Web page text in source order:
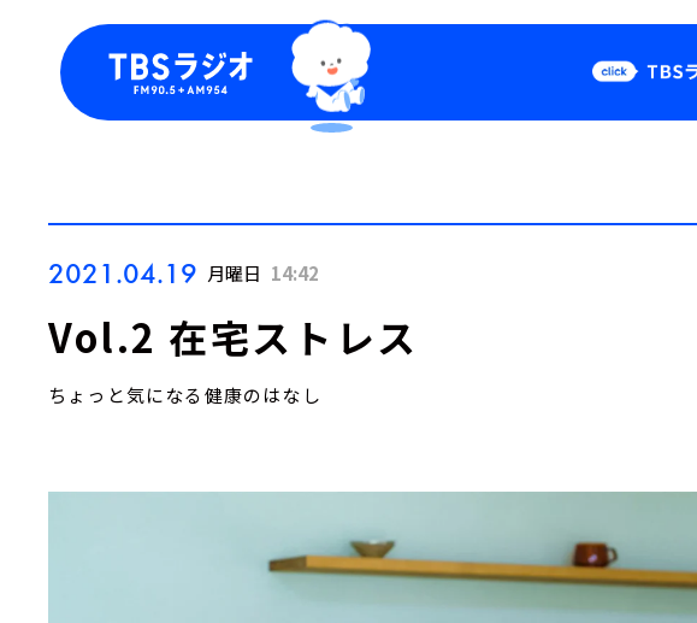
Podcast
2021.04.19 月曜日 14:42
Vol.2 在宅ストレス
ちょっと気になる健康のはなし